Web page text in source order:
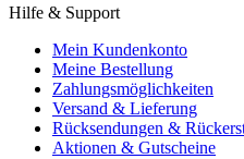
Hilfe & Support
Mein Kundenkonto
Meine Bestellung
Zahlungsmöglichkeiten
Versand & Lieferung
Rücksendungen &
Aktionen & Gutscheine